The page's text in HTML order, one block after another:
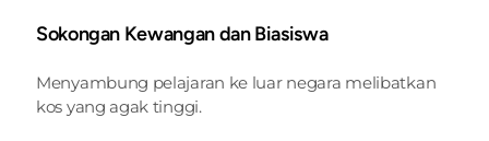
Sokongan Kewangan dan Biasiswa
Menyambung pelajaran ke luar negara melibatkan
kos yang agak tinggi.